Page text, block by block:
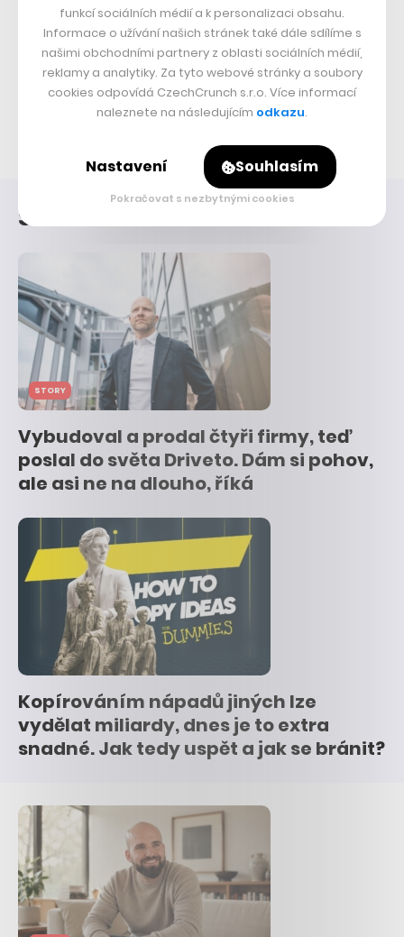
nechtějí pracovat ani původní tvůrci
VENTURE CAPITAL
Kopírováním nápadů jiných lze vydělat miliardy, dnes je to extra
snadné. Jak tedy uspět a jak se bránit?
STARTUPY
STORY
Vybudoval a prodal čtyři firmy, teď
poslal do světa Driveto. Dám si pohov,
ale asi ne na dlouho, říká
Kopírováním nápadů jiných lze
vydělat miliardy, dnes je to extra
snadné. Jak tedy uspět a jak se bránit?
funkcí sociálních médií a k personalizaci obsahu.
Informace o užívání našich stránek také dále sdílíme s
našimi obchodními partnery z oblasti sociálních médií,
reklamy a analytiky. Za tyto webové stránky a soubory
cookies odpovídá CzechCrunch s.r.o. Více informací
naleznete na následujícím odkazu.
Nastavení Souhlasím
Pokračovat s nezbytnými cookies